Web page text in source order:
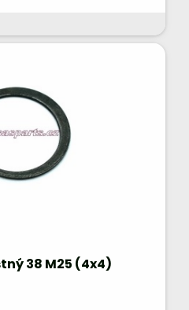
38 M25 (4x4)